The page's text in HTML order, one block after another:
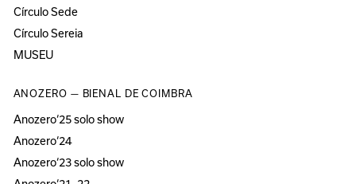
Círculo Sede
Círculo Sereia
MUSEU
ANOZERO — BIENAL DE COIMBRA
Anozero‘25 solo show
Anozero‘24
Anozero‘23 solo show